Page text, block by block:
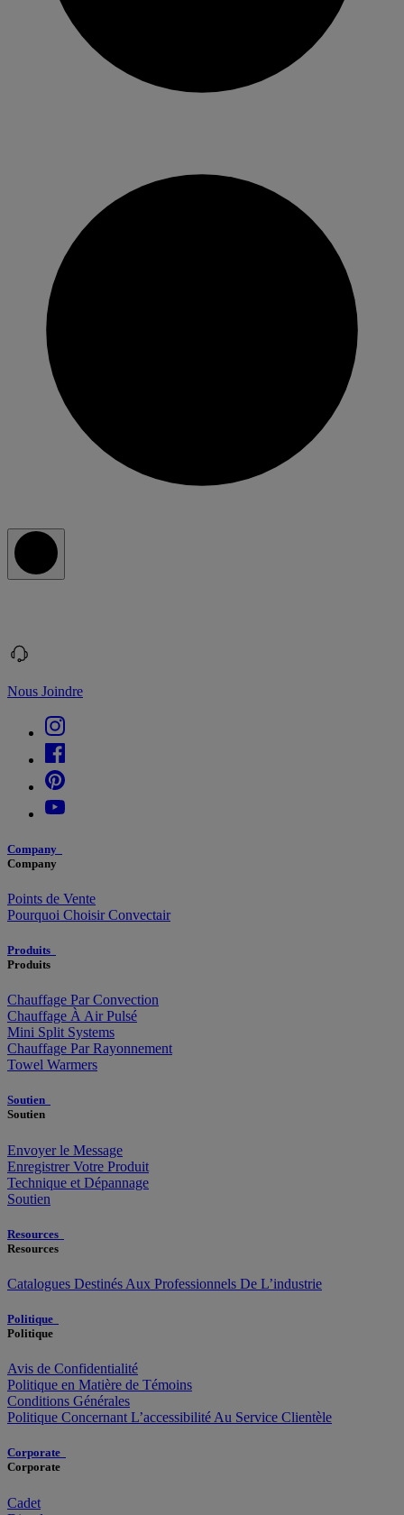
Nous Joindre
Company
Company
Points de Vente
Pourquoi Choisir Convectair
Produits
Produits
Chauffage Par Convection
Chauffage À Air Pulsé
Mini Split Systems
Chauffage Par Rayonnement
Towel Warmers
Soutien
Soutien
Envoyer le Message
Enregistrer Votre Produit
Technique et Dépannage
Soutien
Resources
Resources
Catalogues Destinés Aux Professionnels De L’industrie
Politique
Politique
Avis de Confidentialité
Politique en Matière de Témoins
Conditions Générales
Politique Concernant L’accessibilité Au Service Clientèle
Corporate
Corporate
Cadet